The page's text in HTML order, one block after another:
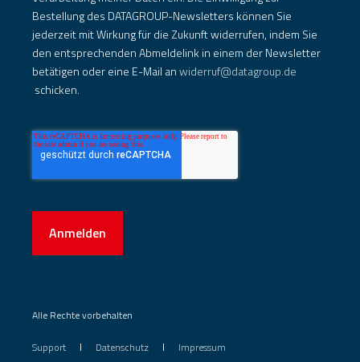
Bestellung des DATAGROUP-Newsletters können Sie
jederzeit mit Wirkung für die Zukunft widerrufen, indem Sie
den entsprechenden Abmeldelink in einem der Newsletter
betätigen oder eine E-Mail anwiderruf@datagroup.de
schicken.
Anmelden
Alle Rechte vorbehalten
Support Datenschutz Impressum